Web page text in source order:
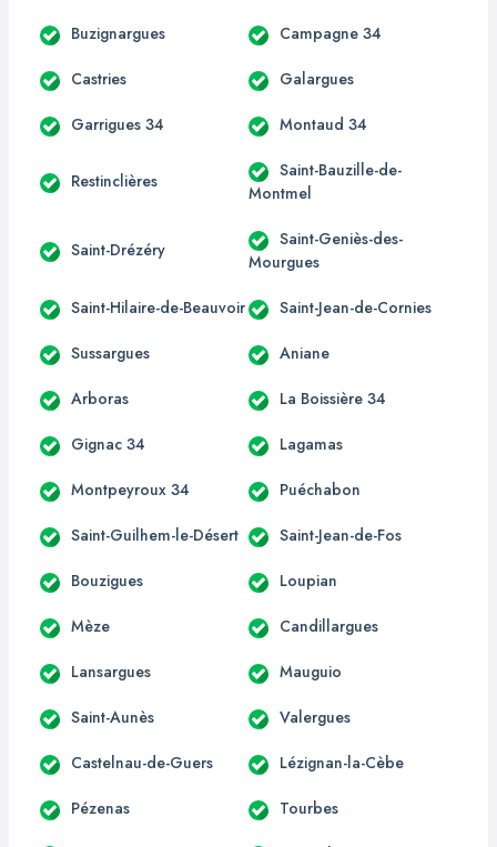
Buzignargues Campagne 34
Castries Galargues
Garrigues 34 Montaud 34
Restinclières
Saint-Bauzille-de-
Montmel
Saint-Drézéry
Saint-Geniès-des-
Mourgues
Saint-Hilaire-de-Beauvoir Saint-Jean-de-Cornies
Sussargues Aniane
Arboras La Boissière 34
Gignac 34 Lagamas
Montpeyroux 34 Puéchabon
Saint-Guilhem-le-Désert Saint-Jean-de-Fos
Bouzigues Loupian
Mèze Candillargues
Lansargues Mauguio
Saint-Aunès Valergues
Castelnau-de-Guers Lézignan-la-Cèbe
Pézenas Tourbes